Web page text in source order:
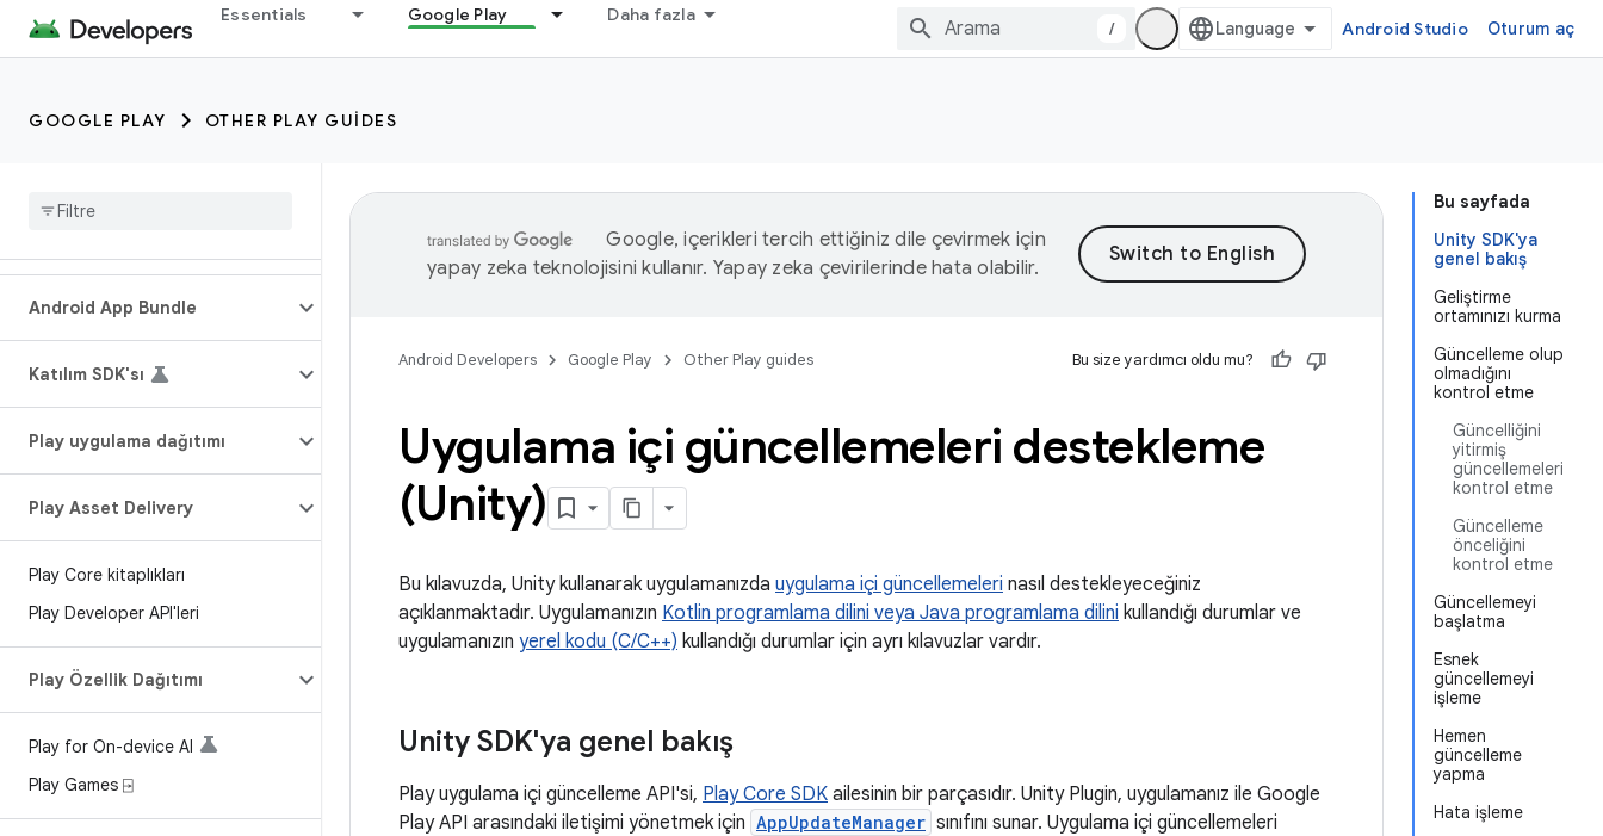
Essentials Google Play Daha fazla
/ Android Studio Oturum aç
GOOGLE PLAY OTHER PLAY GUIDES
Android App Bundle
Katılım SDK'sı
Play uygulama dağıtımı
Play Asset Delivery
Play Core kitaplıkları
Play Developer API'leri
Play Özellik Dağıtımı
Play for On-device AI
Play Games ⍈
Bu sayfada
Unity SDK'ya
genel bakış
Geliştirme
ortamınızı kurma
Güncelleme olup
olmadığını
kontrol etme
Güncelliğini
yitirmiş
güncellemeleri
kontrol etme
Güncelleme
önceliğini
kontrol etme
Güncellemeyi
başlatma
Esnek
güncellemeyi
işleme
Hemen
güncelleme
yapma
Hata işleme
Google, içerikleri tercih ettiğiniz dile çevirmek için
yapay zeka teknolojisini kullanır. Yapay zeka çevirilerinde hata olabilir.
Android Developers Google Play Other Play guides Bu size yardımcı oldu mu?
Uygulama içi güncellemeleri destekleme
(Unity)
Bu kılavuzda, Unity kullanarak uygulamanızda uygulama içi güncellemeleri nasıl destekleyeceğiniz
açıklanmaktadır. Uygulamanızın Kotlin programlama dilini veya Java programlama dilini kullandığı durumlar ve
uygulamanızın yerel kodu (C/C++) kullandığı durumlar için ayrı kılavuzlar vardır.
Unity SDK'ya genel bakış
Play uygulama içi güncelleme API'si, Play Core SDK ailesinin bir parçasıdır. Unity Plugin, uygulamanız ile Google
Play API arasındaki iletişimi yönetmek için AppUpdateManager sınıfını sunar. Uygulama içi güncellemeleri